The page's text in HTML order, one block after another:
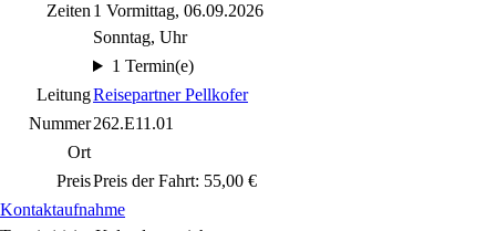
Zeiten 1 Vormittag, 06.09.2026
Sonntag, Uhr
1 Termin(e)
LeitungReisepartner Pellkofer
Nummer262.E11.01
Ort
PreisPreis der Fahrt: 55,00 €
Kontaktaufnahme